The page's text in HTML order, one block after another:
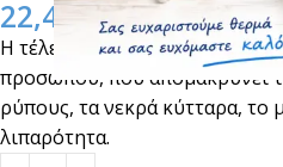
22,40€
Η τέλεια φόρμουλα για
προσώπου, που απομακρύνει
ρύπους, τα νεκρά κύτταρα, το
λιπαρότητα.